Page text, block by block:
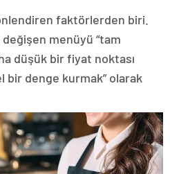
faktörlerden biri.
menüyü “tam
düşük bir fiyat noktası
bir denge kurmak” olarak